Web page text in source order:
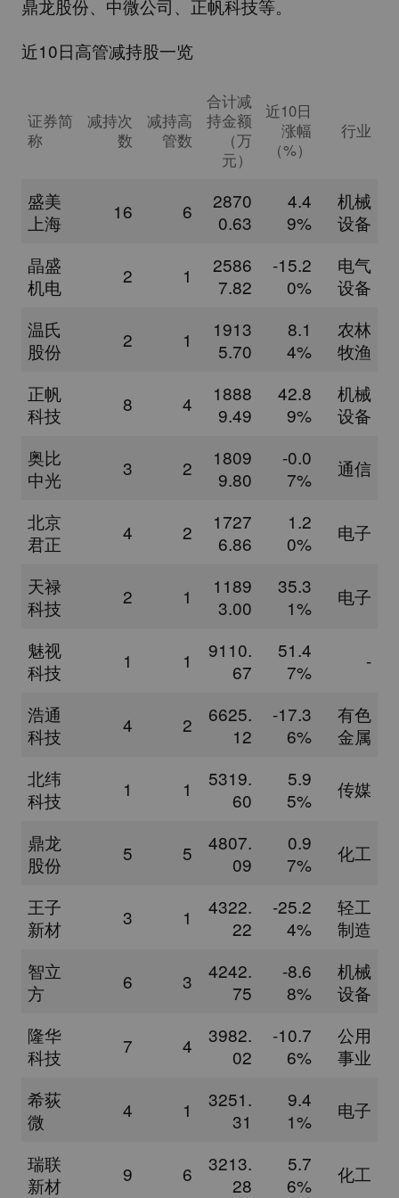
鼎龙股份、 中微公司、 正帆科技等。
近10日高管减持股一览
证券简
称
减持次
数
减持高
管数
合计减
持金额
（万
元）
近10日
涨幅
（%）
行业
盛美
上海
16 6
2870
0.63
4.4
9%
机械
设备
晶盛
机电
2 1
2586
7.82
-15.2
0%
电气
设备
温氏
股份
2 1
1913
5.70
8.1
4%
农林
牧渔
正帆
科技
8 4
1888
9.49
42.8
9%
机械
设备
奥比
中光
3 2
1809
9.80
-0.0
7%
通信
北京
君正
4 2
1727
6.86
1.2
0%
电子
天禄
科技
2 1
1189
3.00
35.3
1%
电子
魅视
科技
1 1
9110.
67
51.4
7%
-
浩通
科技
4 2
6625.
12
-17.3
6%
有色
金属
北纬
科技
1 1
5319.
60
5.9
5%
传媒
鼎龙
股份
5 5
4807.
09
0.9
7%
化工
王子
新材
3 1
4322.
22
-25.2
4%
轻工
制造
智立
方
6 3
4242.
75
-8.6
8%
机械
设备
隆华
科技
7 4
3982.
02
-10.7
6%
公用
事业
希荻
微
4 1
3251.
31
9.4
1%
电子
瑞联
新材
9 6
3213.
28
5.7
6%
化工